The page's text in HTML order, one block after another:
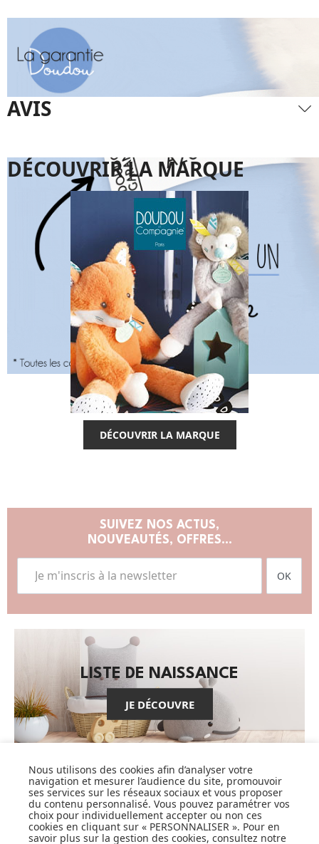
AVIS
DÉCOUVRIR LA MARQUE
DÉCOUVRIR LA MARQUE
SUIVEZ NOS ACTUS,
NOUVEAUTÉS, OFFRES...
OK
LISTE DE NAISSANCE
JE DÉCOUVRE
CARTES CADEAUX
JE DÉCOUVRE
Nous utilisons des cookies afin d’analyser votre
navigation et mesurer l’audience du site, promouvoir
ses services sur les réseaux sociaux et vous proposer
du contenu personnalisé. Vous pouvez paramétrer vos
choix pour individuellement accepter ou non ces
cookies en cliquant sur « PERSONNALISER ». Pour en
savoir plus sur la gestion des cookies, consultez notre